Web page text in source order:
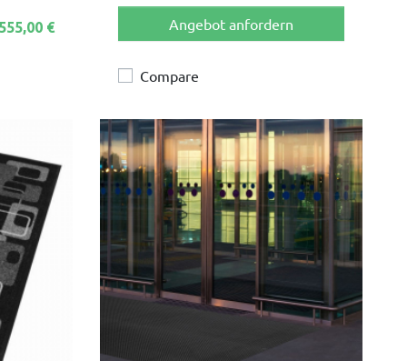
555,00 € Angebot anfordern
Compare